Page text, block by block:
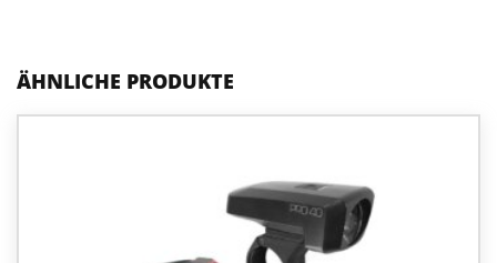
ÄHNLICHE PRODUKTE